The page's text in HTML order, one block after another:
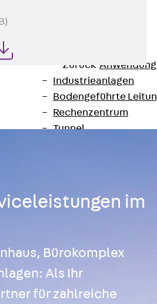
Zurück
Industrieanlagen
Bodengeführte
Rechenzentrum
Tunnel
Services
CAD und BIM
Individuelle Lösungen
Referenzen
Referenzen
im
Bürokomplex
Als Ihr
für zahlreiche